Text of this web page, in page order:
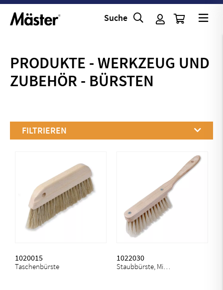
Suche
PRODUKTE - WERKZEUG UND
ZUBEHÖR - BÜRSTEN
FILTRIEREN
Taschenbürste
1020015
Staubbürste, Mischborsten
1022030